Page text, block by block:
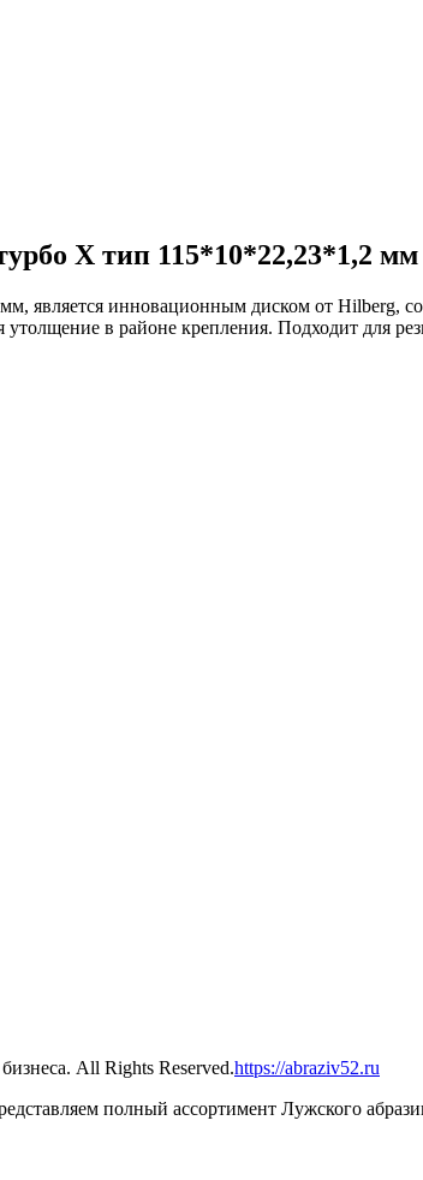
X тип 115*10*22,23*1,2 мм
является инновационным диском от Hilberg,
в районе крепления. Подходит для
All Rights Reserved.https://abraziv52.ru
полный ассортимент Лужского